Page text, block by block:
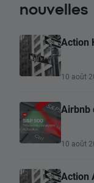
nouvelles
Action
10 août
Airbnb
10 août
Action